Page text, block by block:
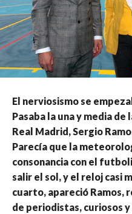
El nerviosismo se
Pasaba la una y media
Real Madrid, Sergio
Parecía que la
consonancia con el
salir el sol, y el reloj casi
cuarto, apareció Ramos,
de periodistas, curiosos